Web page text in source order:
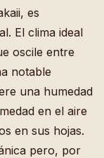
es
El clima ideal
oscile entre
notable
una humedad
en el aire
en sus hojas.
pero, por